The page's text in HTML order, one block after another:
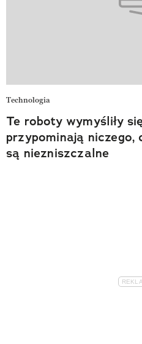
Technologia
Te roboty wymyśliły
przypominają niczego,
są niezniszczalne